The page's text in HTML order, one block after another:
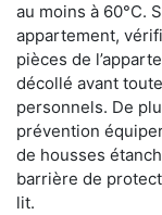
au moins à 60°C.
appartement,
pièces de
décollé avant
personnels. De
prévention
de housses
barrière de
lit.